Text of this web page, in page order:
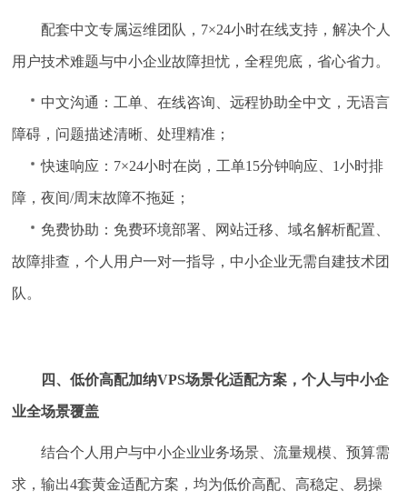
配套中文专属运维团队，7×24小时在线支持，解决个人
用户技术难题与中小企业故障担忧，全程兜底，省心省力。
中文沟通：工单、在线咨询、远程协助全中文，无语言
障碍，问题描述清晰、处理精准；
快速响应：7×24小时在岗，工单15分钟响应、1小时排
障，夜间/周末故障不拖延；
免费协助：免费环境部署、网站迁移、域名解析配置、
故障排查，个人用户一对一指导，中小企业无需自建技术团
队。
四、低价高配加纳VPS场景化适配方案，个人与中小企
业全场景覆盖
结合个人用户与中小企业业务场景、流量规模、预算需
求，输出4套黄金适配方案，均为低价高配、高稳定、易操